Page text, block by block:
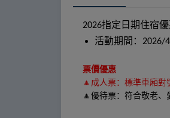
2026指定日期住宿
活動期間：2026/
票價優惠
🔼成人票：標準車廂
🔼優待票：符合敬老